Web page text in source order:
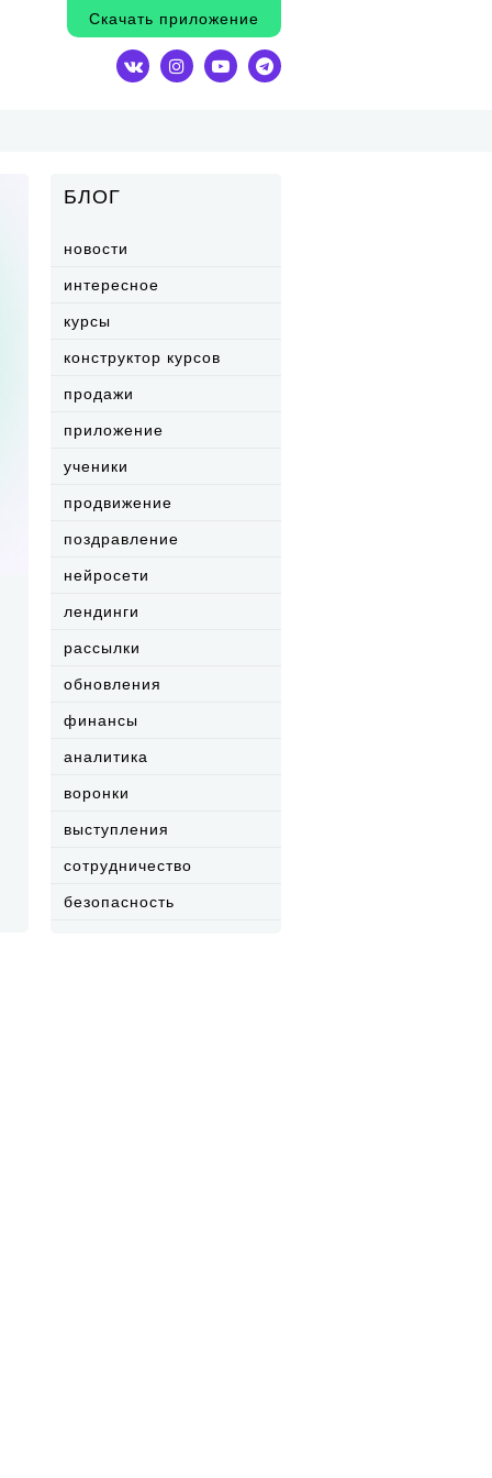
Скачать приложение
БЛОГ
новости
интересное
курсы
конструктор курсов
продажи
приложение
ученики
продвижение
поздравление
нейросети
лендинги
рассылки
обновления
финансы
аналитика
воронки
выступления
сотрудничество
безопасность